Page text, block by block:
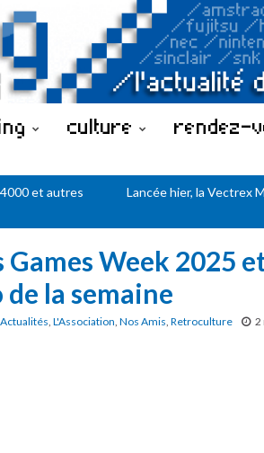
culture rendez-
et autres
Lancée hier, la Vectrex
Games Week 2025
la semaine
Actualités, L'Association, Nos Amis, Retroculture 2